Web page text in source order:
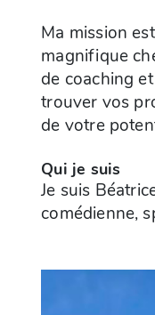
Ma mission
magnifique
de coaching
trouver vos
de votre
Qui je suis
Je suis
comédienne,